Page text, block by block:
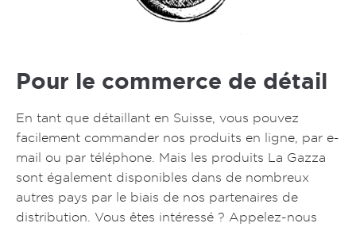
Pour le commerce de détail
En tant que détaillant en Suisse, vous pouvez
facilement commander nos produits en ligne, par e-
mail ou par téléphone. Mais les produits La Gazza
sont également disponibles dans de nombreux
autres pays par le biais de nos partenaires de
distribution. Vous êtes intéressé ? Appelez-nous